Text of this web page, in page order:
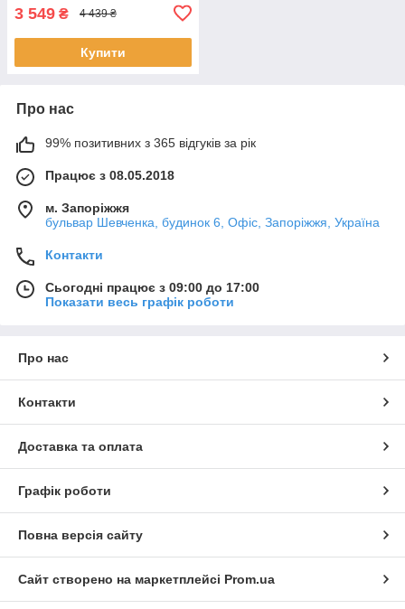
3 549 ₴ 4 439 ₴
Купити
Про нас
99% позитивних з 365 відгуків за рік
Працює з 08.05.2018
м. Запоріжжя
бульвар Шевченка, будинок 6, Офіс, Запоріжжя, Україна
Контакти
Сьогодні працює з 09:00 до 17:00
Показати весь графік роботи
Про нас
Контакти
Доставка та оплата
Графік роботи
Повна версія сайту
Сайт створено на маркетплейсі Prom.ua